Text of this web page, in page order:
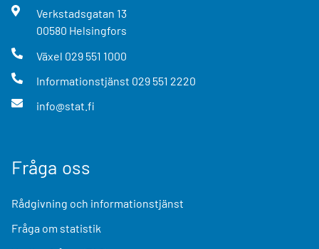
Verkstadsgatan 13
00580 Helsingfors
Växel 029 551 1000
Informationstjänst 029 551 2220
info@stat.fi
Fråga oss
Rådgivning och informationstjänst
Fråga om statistik